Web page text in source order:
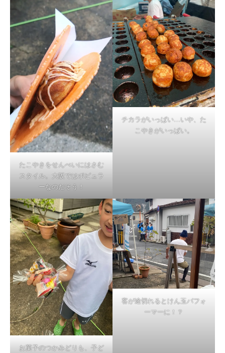
たこやきをせんべいにはさむ
スタイル。大阪ではポピュラ
ーなのだそう！
チカラがいっぱい…いや、た
こやきがいっぱい。
お菓子のつかみどりも、子ど
客が途切れるとけん玉パフォ
ーマーに！？